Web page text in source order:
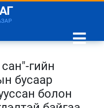
гийн
бусаар
болон